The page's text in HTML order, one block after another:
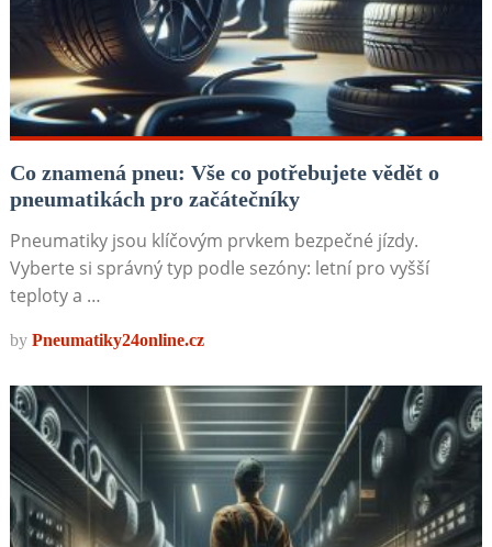
Co znamená pneu: Vše co potřebujete vědět o
pneumatikách pro začátečníky
Pneumatiky jsou klíčovým prvkem bezpečné jízdy.
Vyberte si správný typ podle sezóny: letní pro vyšší
teploty a …
by Pneumatiky24online.cz